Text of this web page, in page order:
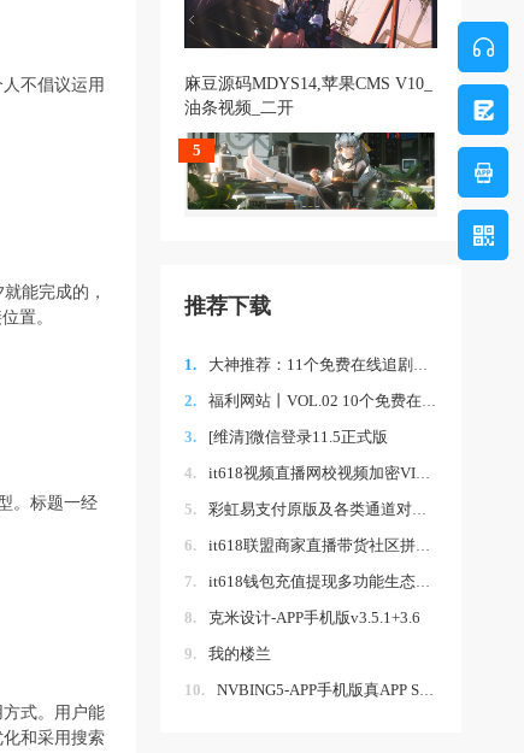
麻豆源码MDYS14,苹果CMS V10_
油条视频_二开
5
推荐下载
1.
大神推荐：11个免费在线追剧网站~
2.
福利网站丨VOL.02 10个免费在线观看影视网
3.
[维清]微信登录11.5正式版
4.
it618视频直播网校视频加密VIP卡密拼课认证
5.
彩虹易支付原版及各类通道对接插件,小程序
6.
it618联盟商家直播带货社区拼团线上线下会
7.
it618钱包充值提现多功能生态版 v9.1.6
8.
克米设计-APP手机版v3.5.1+3.6
9.
我的楼兰
10.
NVBING5-APP手机版真APP S3.6
不倡议运用
能完成的，
置。
。标题一经
式。用户能
和采用搜索